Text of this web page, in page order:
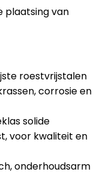
plaatsing van
roestvrijstalen
corrosie en
solide
voor kwaliteit en
onderhoudsarm